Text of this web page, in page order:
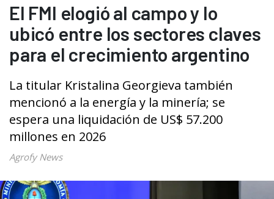
El FMI elogió al campo y lo
ubicó entre los sectores claves
para el crecimiento argentino
La titular Kristalina Georgieva también
mencionó a la energía y la minería; se
espera una liquidación de US$ 57.200
millones en 2026
Agrofy News